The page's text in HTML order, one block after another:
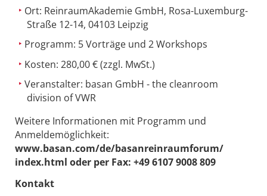
Ort: ReinraumAkademie GmbH, Rosa-Luxemburg-
Straße 12-14, 04103 Leipzig
Programm: 5 Vorträge und 2 Workshops
Kosten: 280,00 € (zzgl. MwSt.)
Veranstalter: basan GmbH - the cleanroom
division of VWR
Weitere Informationen mit Programm und
Anmeldemöglichkeit:
www.basan.com/de/basanreinraumforum/
index.html oder per Fax: +49 6107 9008 809
Kontakt